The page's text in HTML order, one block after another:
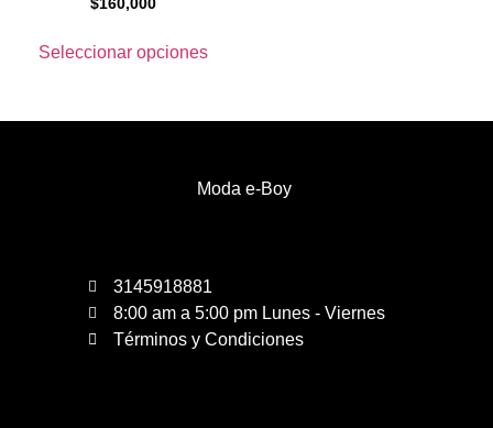
$160,000
Seleccionar opciones
Moda e-Boy
3145918881
8:00 am a 5:00 pm Lunes - Viernes
Términos y Condiciones